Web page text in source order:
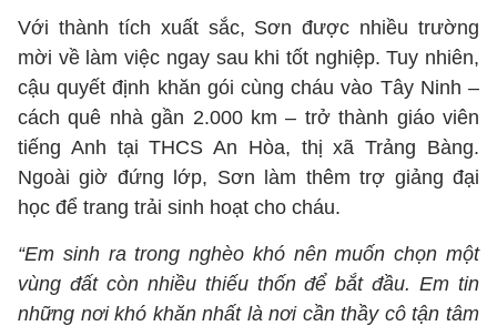
Với thành tích xuất sắc, Sơn được nhiều trường
mời về làm việc ngay sau khi tốt nghiệp. Tuy nhiên,
cậu quyết định khăn gói cùng cháu vào Tây Ninh –
cách quê nhà gần 2.000 km – trở thành giáo viên
tiếng Anh tại THCS An Hòa, thị xã Trảng Bàng.
Ngoài giờ đứng lớp, Sơn làm thêm trợ giảng đại
học để trang trải sinh hoạt cho cháu.
“Em sinh ra trong nghèo khó nên muốn chọn một
vùng đất còn nhiều thiếu thốn để bắt đầu. Em tin
những nơi khó khăn nhất là nơi cần thầy cô tận tâm